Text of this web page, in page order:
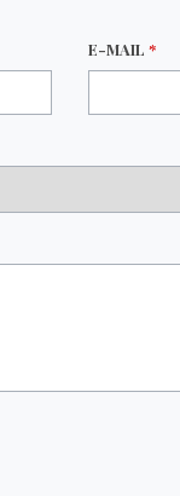
E-MAIL*